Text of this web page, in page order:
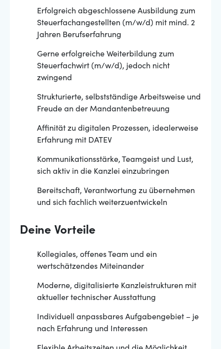
Erfolgreich abgeschlossene Ausbildung zum
Steuerfachangestellten (m/w/d) mit mind. 2
Jahren Berufserfahrung
Gerne erfolgreiche Weiterbildung zum
Steuerfachwirt (m/w/d), jedoch nicht
zwingend
Strukturierte, selbstständige Arbeitsweise und
Freude an der Mandantenbetreuung
Affinität zu digitalen Prozessen, idealerweise
Erfahrung mit DATEV
Kommunikationsstärke, Teamgeist und Lust,
sich aktiv in die Kanzlei einzubringen
Bereitschaft, Verantwortung zu übernehmen
und sich fachlich weiterzuentwickeln
Deine Vorteile
Kollegiales, offenes Team und ein
wertschätzendes Miteinander
Moderne, digitalisierte Kanzleistrukturen mit
aktueller technischer Ausstattung
Individuell anpassbares Aufgabengebiet – je
nach Erfahrung und Interessen